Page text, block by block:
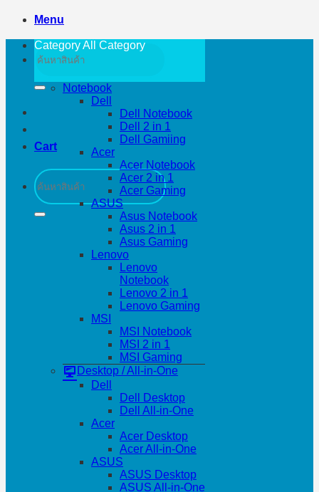
Menu
Search
for:
Cart
Search
for:
Category All Category
Notebook
Dell
Dell Notebook
Dell 2 in 1
Dell Gamiing
Acer
Acer Notebook
Acer 2 in 1
Acer Gaming
ASUS
Asus Notebook
Asus 2 in 1
Asus Gaming
Lenovo
Lenovo
Notebook
Lenovo 2 in 1
Lenovo Gaming
MSI
MSI Notebook
MSI 2 in 1
MSI Gaming
Desktop / All-in-One
Dell
Dell Desktop
Dell All-in-One
Acer
Acer Desktop
Acer All-in-One
ASUS
ASUS Desktop
ASUS All-in-One